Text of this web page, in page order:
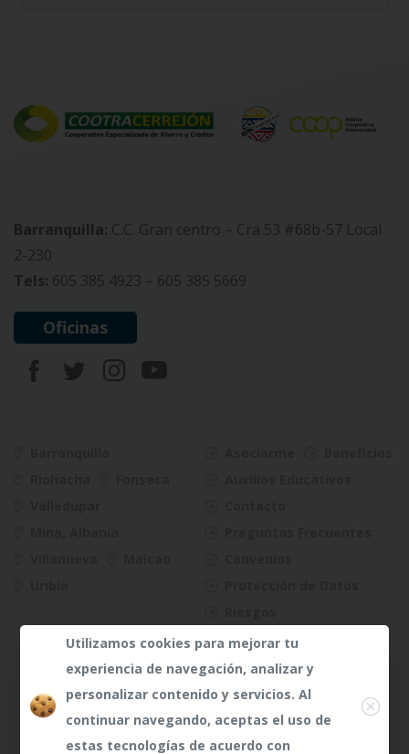
Barranquilla: C.C. Gran centro – Cra 53 #68b-57 Local
2-230
Tels: 605 385 4923 – 605 385 5669
Oficinas
¿Dudas?Any te
¿Dudas?Any te
Utilizamos cookies para mejorar tu
experiencia de navegación, analizar y
personalizar contenido y servicios. Al
continuar navegando, aceptas el uso de
estas tecnologías de acuerdo con
Close